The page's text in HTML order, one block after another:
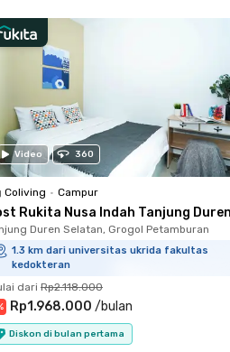
Video 360
Coliving • Campur
Rukita Nusa Indah Tanjung Duren
Duren Selatan, Grogol Petamburan
1.3 km dari universitas ukrida fakultas
kedokteran
dari Rp2.118.000
Rp1.968.000 /bulan
Diskon di bulan pertama